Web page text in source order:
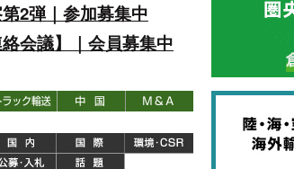
2弾｜参加募集中
会議】｜会員募集中